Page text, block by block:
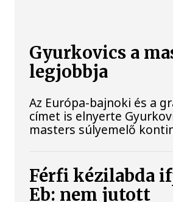
Gyurkovics a
legjobbja
Az Európa-bajnoki és a
címet is elnyerte
masters súlyemelő
Férfi kézilabda
Eb: nem jutott